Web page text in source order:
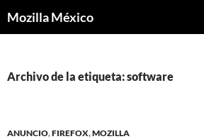
Mozilla México
Archivo de la etiqueta: software
ANUNCIO,FIREFOX,MOZILLA